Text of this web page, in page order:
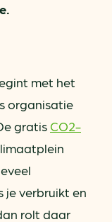
met het
organisatie
gratis CO2-
je verbruikt en
rolt daar